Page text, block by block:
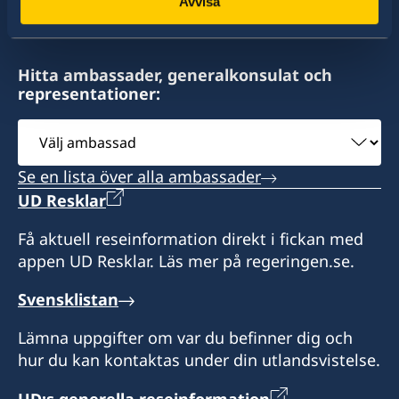
Dhabi. Vänligen ta kontakt med ambassaden i
ansökan om samordningsnummer och pass.
Hitta ambassader, generalkonsulat och
representationer:
Välj
ambassad
Se en lista över alla ambassader
UD Resklar
Få aktuell reseinformation direkt i fickan med
appen UD Resklar. Läs mer på regeringen.se.
Svensklistan
Lämna uppgifter om var du befinner dig och
hur du kan kontaktas under din utlandsvistelse.